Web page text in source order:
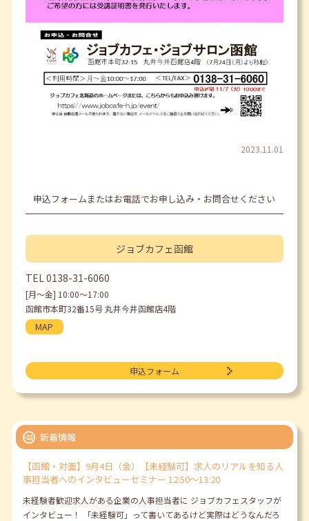
2023.11.01
申込フォームまたはお電話でお申し込み・お問合せください
ジョブカフェ函館
TEL 0138-31-6060
[月〜金] 10:00〜17:00
函館市本町32番15号 丸井今井函館店4階
MAP
申込フォーム
新着情報
【函館・対面】9月4日（金）【未経験可】求人のリアルを知る人
事担当者へのインタビューセミナー 12:50～13:20
未経験者歓迎求人がある企業の人事担当者に ジョブカフェスタッフが
インタビュー！ 「未経験可」って書いてあるけど実際はどうなんだろ